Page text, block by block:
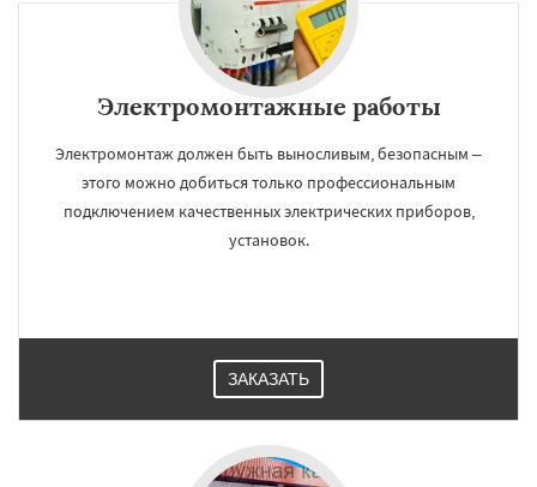
Электромонтажные работы
Электромонтаж должен быть выносливым, безопасным –
этого можно добиться только профессиональным
подключением качественных электрических приборов,
установок.
ЗАКАЗАТЬ